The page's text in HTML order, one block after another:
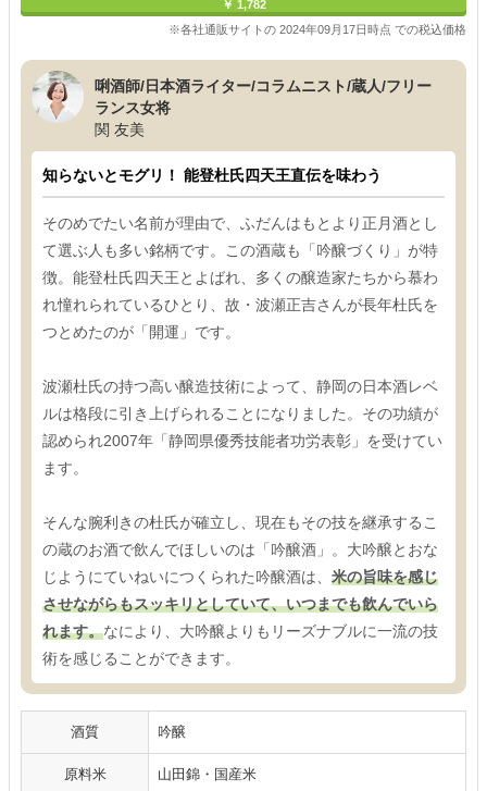
￥ 1,782
※各社通販サイトの 2024年09月17日時点 での税込価格
唎酒師/日本酒ライター/コラムニスト/蔵人/フリー
ランス女将
関 友美
知らないとモグリ！ 能登杜氏四天王直伝を味わう
そのめでたい名前が理由で、ふだんはもとより正月酒とし
て選ぶ人も多い銘柄です。この酒蔵も「吟醸づくり」が特
徴。能登杜氏四天王とよばれ、多くの醸造家たちから慕わ
れ憧れられているひとり、故・波瀬正吉さんが長年杜氏を
つとめたのが「開運」です。
波瀬杜氏の持つ高い醸造技術によって、静岡の日本酒レベ
ルは格段に引き上げられることになりました。その功績が
認められ2007年「静岡県優秀技能者功労表彰」を受けてい
ます。
そんな腕利きの杜氏が確立し、現在もその技を継承するこ
の蔵のお酒で飲んでほしいのは「吟醸酒」。大吟醸とおな
じようにていねいにつくられた吟醸酒は、 米の旨味を感じ
させながらもスッキリとしていて、いつまでも飲んでいら
れます。なにより、大吟醸よりもリーズナブルに一流の技
術を感じることができます。
酒質 吟醸
原料米 山田錦・国産米